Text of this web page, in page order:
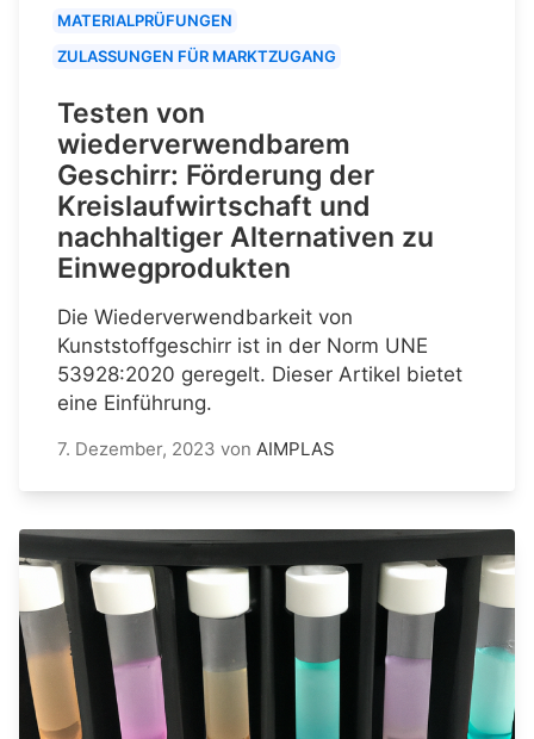
MATERIALPRÜFUNGEN
ZULASSUNGEN FÜR MARKTZUGANG
Testen von
wiederverwendbarem
Geschirr: Förderung der
Kreislaufwirtschaft und
nachhaltiger Alternativen zu
Einwegprodukten
Die Wiederverwendbarkeit von
Kunststoffgeschirr ist in der Norm UNE
53928:2020 geregelt. Dieser Artikel bietet
eine Einführung.
7. Dezember, 2023 von AIMPLAS